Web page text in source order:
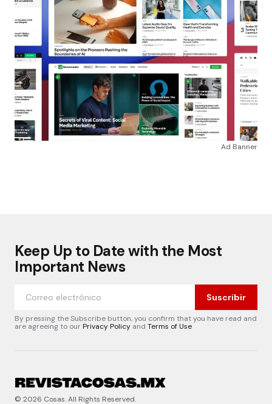
Ad Banner
Keep Up to Date with the Most
Important News
Suscribir
By pressing the Subscribe button, you confirm that you have read and
are agreeing to ourPrivacy Policy and Terms of Use
© 2026 Cosas. All Rights Reserved.